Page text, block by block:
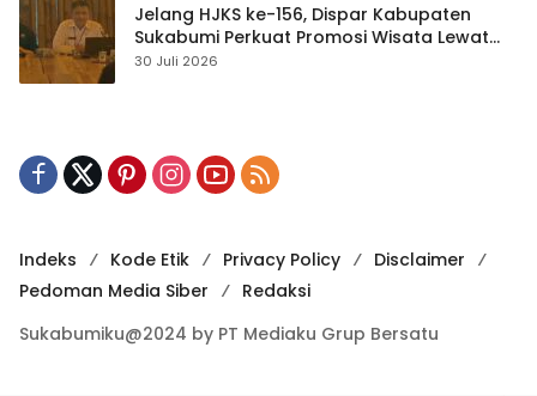
Jelang HJKS ke-156, Dispar Kabupaten
Sukabumi Perkuat Promosi Wisata Lewat
Publikasi Digital
30 Juli 2026
Indeks Kode Etik Privacy Policy
Disclaimer
Pedoman Media Siber
Redaksi
Sukabumiku@2024 by PT Mediaku Grup Bersatu